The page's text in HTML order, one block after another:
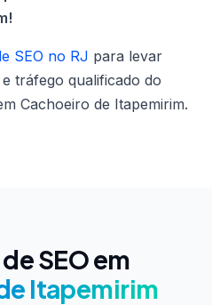
SEO no RJ para levar
tráfego qualificado do
Cachoeiro de Itapemirim.
SEO em
Itapemirim